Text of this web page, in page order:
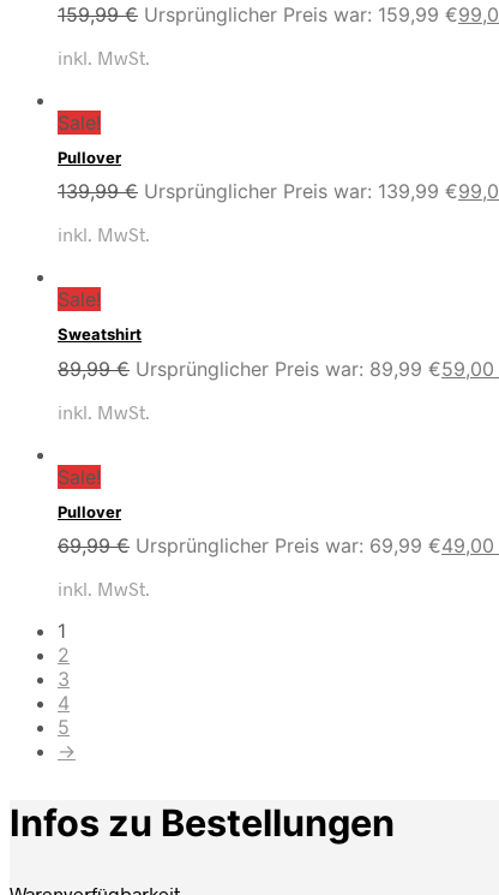
159,99€ Ursprünglicher Preis war: 159,99 €
inkl. MwSt.
Sale!
Pullover
139,99€ Ursprünglicher Preis war: 139,99 €
inkl. MwSt.
Sale!
Sweatshirt
89,99€ Ursprünglicher Preis war: 89,99 €59,00
inkl. MwSt.
Sale!
Pullover
69,99€ Ursprünglicher Preis war: 69,99 €49,00
inkl. MwSt.
1
2
3
4
5
→
Infos zu Bestellungen